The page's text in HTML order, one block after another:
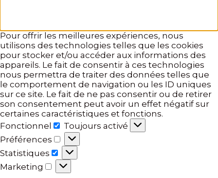
Pour offrir les meilleures expériences, nous
utilisons des technologies telles que les cookies
pour stocker et/ou accéder aux informations des
appareils. Le fait de consentir à ces technologies
nous permettra de traiter des données telles que
le comportement de navigation ou les ID uniques
sur ce site. Le fait de ne pas consentir ou de retirer
son consentement peut avoir un effet négatif sur
certaines caractéristiques et fonctions.
Fonctionnel
Toujours activé
Préférences
Statistiques
Marketing